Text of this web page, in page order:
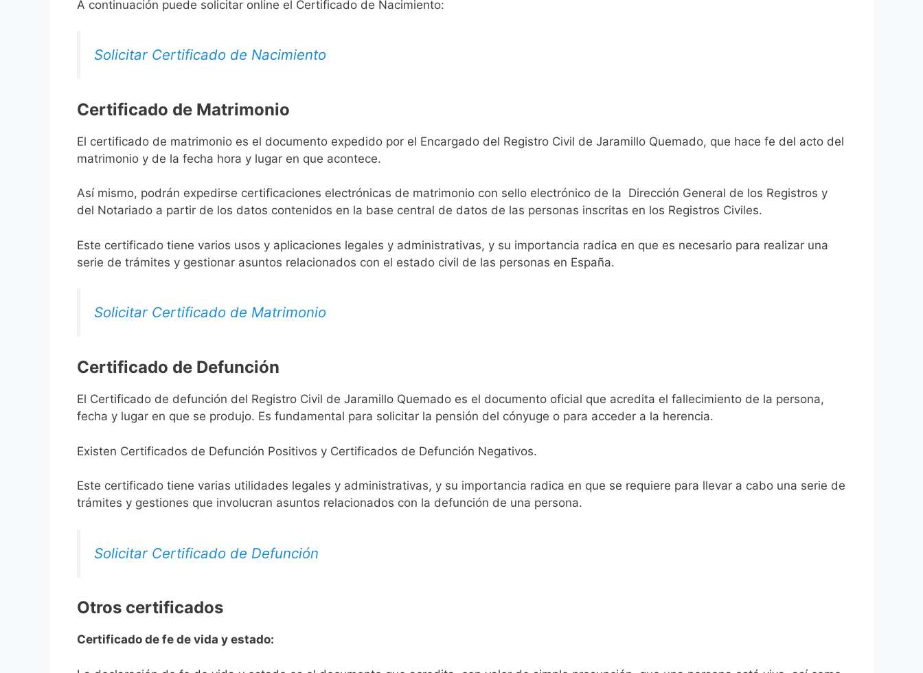
A continuación puede solicitar online el Certificado de Nacimiento:
Solicitar Certificado de Nacimiento
Certificado de Matrimonio
El certificado de matrimonio es el documento expedido por el Encargado del Registro Civil de Jaramillo Quemado, que hace fe del acto del
matrimonio y de la fecha hora y lugar en que acontece.
Así mismo, podrán expedirse certificaciones electrónicas de matrimonio con sello electrónico de la Dirección General de los Registros y
del Notariado a partir de los datos contenidos en la base central de datos de las personas inscritas en los Registros Civiles.
Este certificado tiene varios usos y aplicaciones legales y administrativas, y su importancia radica en que es necesario para realizar una
serie de trámites y gestionar asuntos relacionados con el estado civil de las personas en España.
Solicitar Certificado de Matrimonio
Certificado de Defunción
El Certificado de defunción del Registro Civil de Jaramillo Quemado es el documento oficial que acredita el fallecimiento de la persona,
fecha y lugar en que se produjo. Es fundamental para solicitar la pensión del cónyuge o para acceder a la herencia.
Existen Certificados de Defunción Positivos y Certificados de Defunción Negativos.
Este certificado tiene varias utilidades legales y administrativas, y su importancia radica en que se requiere para llevar a cabo una serie de
trámites y gestiones que involucran asuntos relacionados con la defunción de una persona.
Solicitar Certificado de Defunción
Otros certificados
Certificado de fe de vida y estado: